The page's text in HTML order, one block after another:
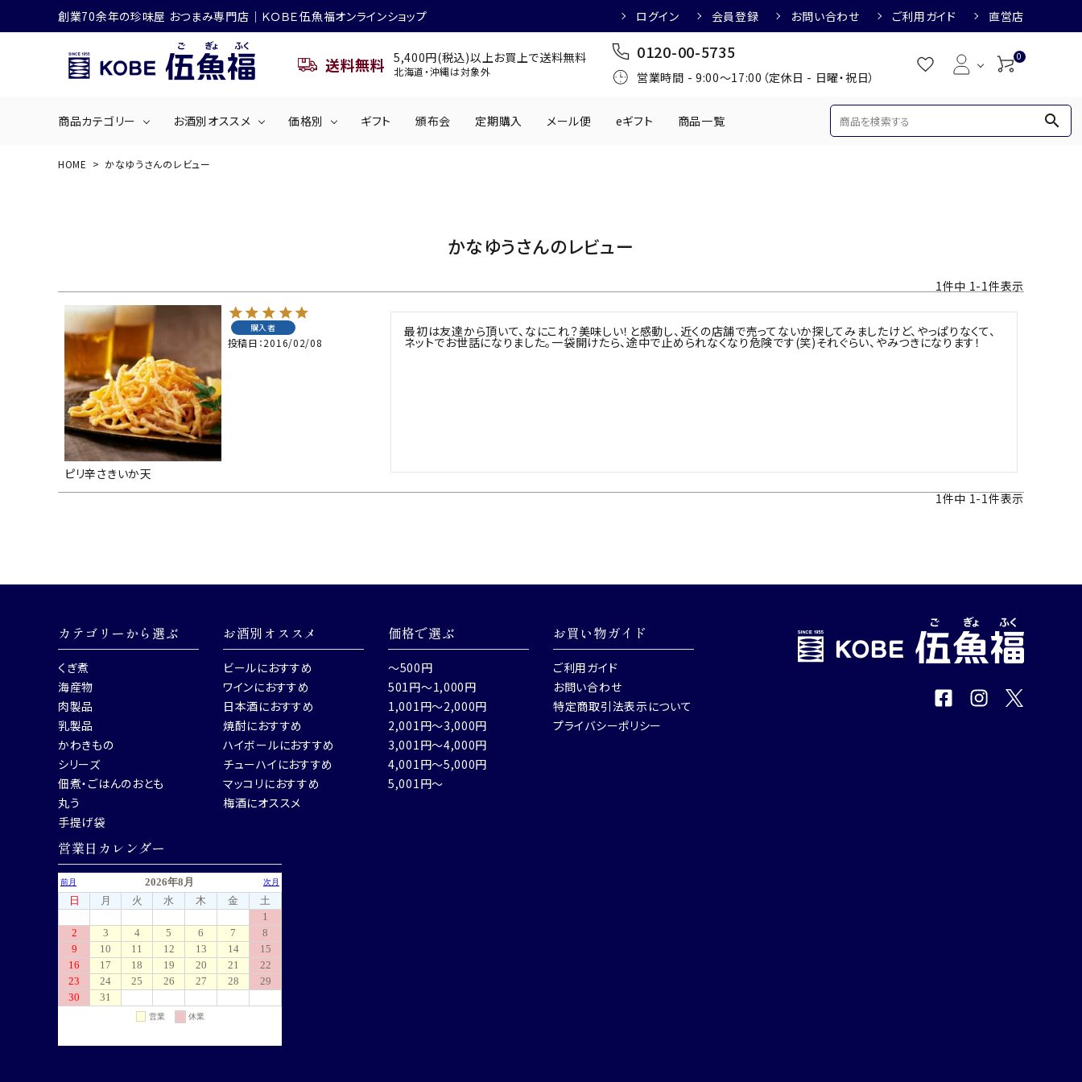
創業70余年の珍味屋 おつまみ専門店│ＫＯＢＥ伍魚福オンラインショップ ログイン 会員登録 お問い合わせ ご利用ガイド 直営店
送料無料 5,400円(税込)以上お買上で送料無料
北海道・沖縄は対象外
0120-00-5735
営業時間 - 9:00～17:00（定休日 - 日曜・祝日）
0
商品カテゴリー
手提げ袋
お酒別オススメ
梅酒におすすめ
価格別
5,001円～
ギフト 頒布会 定期購入 メール便 eギフト 商品一覧 search
ログイン 会員登録
商品カテゴリー
お酒別オススメ
お問い合わせ
ご利用ガイド
HOME かなゆうさんのレビュー
かなゆうさんのレビュー
1件中 1-1件表示
ピリ辛さきいか天
購入者
投稿日 2016/02/08
最初は友達から頂いて、なにこれ？美味しい！と感動し、近くの店舗で売ってないか探してみましたけど、やっぱりなくて、
ネットでお世話になりました。一袋開けたら、途中で止められなくなり危険です(笑)それぐらい、やみつきになります！
1件中 1-1件表示
カテゴリーから選ぶ
くぎ煮
海産物
肉製品
乳製品
かわきもの
シリーズ
佃煮・ごはんのおとも
丸う
手提げ袋
お酒別オススメ
ビールにおすすめ
ワインにおすすめ
日本酒におすすめ
焼酎におすすめ
ハイボールにおすすめ
チューハイにおすすめ
マッコリにおすすめ
梅酒にオススメ
価格で選ぶ
～500円
501円～1,000円
1,001円～2,000円
2,001円～3,000円
3,001円～4,000円
4,001円～5,000円
5,001円～
お買い物ガイド
ご利用ガイド
お問い合わせ
特定商取引法表示について
プライバシーポリシー
営業日カレンダー